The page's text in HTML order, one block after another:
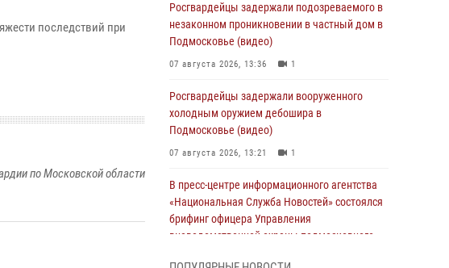
последствий при
по Московской области
Росгвардейцы задержали подозреваемого в
незаконном проникновении в частный дом в
Подмосковье (видео)
07 августа 2026, 13:36 1
Росгвардейцы задержали вооруженного
холодным оружием дебошира в
Подмосковье (видео)
07 августа 2026, 13:21 1
В пресс-центре информационного агентства
«Национальная Служба Новостей» состоялся
брифинг офицера Управления
вневедомственной охраны подмосковного